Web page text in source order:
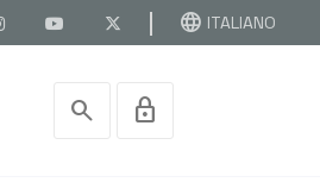
language ITALIANO
search lock